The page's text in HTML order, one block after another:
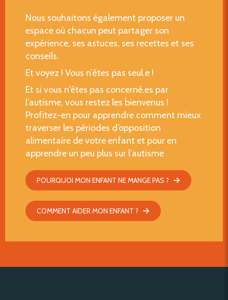
Nous souhaitons également proposer un
espace où chacun peut partager son
expérience, ses astuces, ses recettes et ses
conseils.
Et voyez ! Vous n’êtes pas seul.e !
Et si vous n’êtes pas concerné.es par
l’autisme, vous restez les bienvenus !
Profitez-en pour apprendre comment mieux
traverser les périodes d’opposition
alimentaire de votre enfant et pour en
apprendre un peu plus sur l’autisme
POURQUOI MON ENFANT NE MANGE PAS ?
COMMENT AIDER MON ENFANT ?